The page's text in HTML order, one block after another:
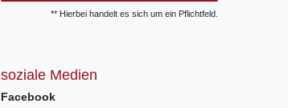
** Hierbei handelt es sich um ein Pflichtfeld.
soziale Medien
Facebook